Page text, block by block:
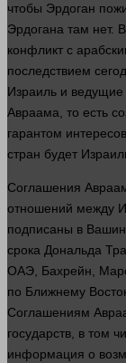
чтобы Эрдоган
Эрдогана там нет.
конфликт с
последствием
Израиль и ведущие
Авраама, то есть
гарантом
стран будет
Соглашения
отношений между
подписаны в
срока Дональда
ОАЭ, Бахрейн,
по Ближнему
Соглашениям
государств, в том
информация о